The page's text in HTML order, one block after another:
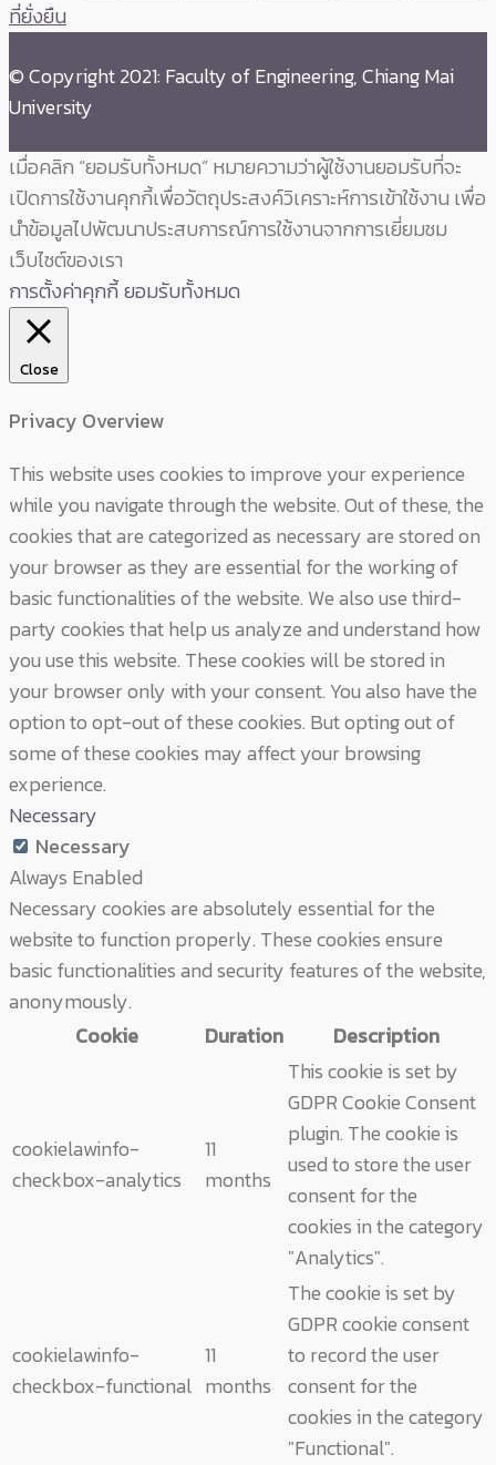
ที่ยั่งยืน
© Copyright 2021: Faculty of Engineering, Chiang Mai
University
เมื่อคลิก “ยอมรับทั้งหมด” หมายความว่าผู้ใช้งานยอมรับที่จะ
เปิดการใช้งานคุกกี้เพื่อวัตถุประสงค์วิเคราะห์การเข้าใช้งาน เพื่อ
นำข้อมูลไปพัฒนาประสบการณ์การใช้งานจากการเยี่ยมชม
เว็บไซต์ของเรา
การตั้งค่าคุกกี้ยอมรับทั้งหมด
Close
Privacy Overview
This website uses cookies to improve your experience
while you navigate through the website. Out of these, the
cookies that are categorized as necessary are stored on
your browser as they are essential for the working of
basic functionalities of the website. We also use third-
party cookies that help us analyze and understand how
you use this website. These cookies will be stored in
your browser only with your consent. You also have the
option to opt-out of these cookies. But opting out of
some of these cookies may affect your browsing
experience.
Necessary
Necessary
Always Enabled
Necessary cookies are absolutely essential for the
website to function properly. These cookies ensure
basic functionalities and security features of the website,
anonymously.
Cookie
Duration Description
cookielawinfo-
checkbox-analytics
11
months
This cookie is set by
GDPR Cookie Consent
plugin. The cookie is
used to store the user
consent for the
cookies in the category
"Analytics".
cookielawinfo-
checkbox-functional
11
months
The cookie is set by
GDPR cookie consent
to record the user
consent for the
cookies in the category
"Functional".